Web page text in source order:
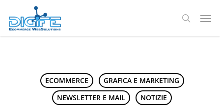
contenuto
ricerca
ECOMMERCE
GRAFICA E MARKETING
NEWSLETTER E MAIL
NOTIZIE